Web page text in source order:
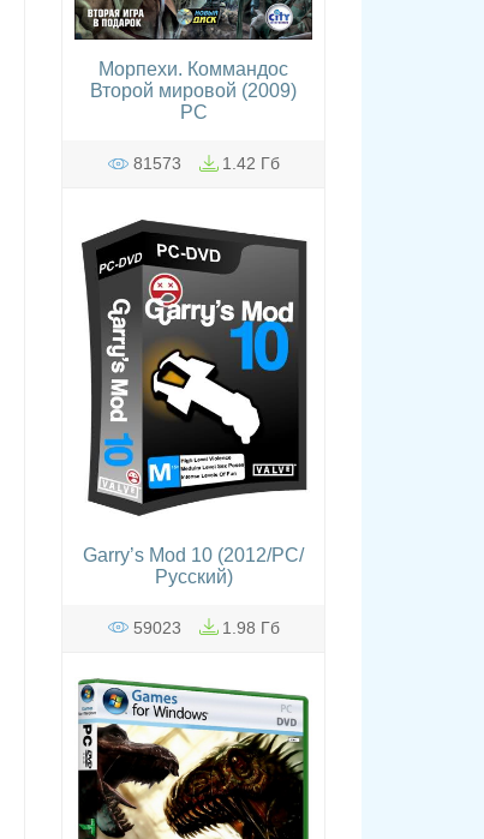
Морпехи. Коммандос
Второй мировой (2009)
PC
81573 1.42 Гб
Garry’s Mod 10 (2012/PC/
Русский)
59023 1.98 Гб